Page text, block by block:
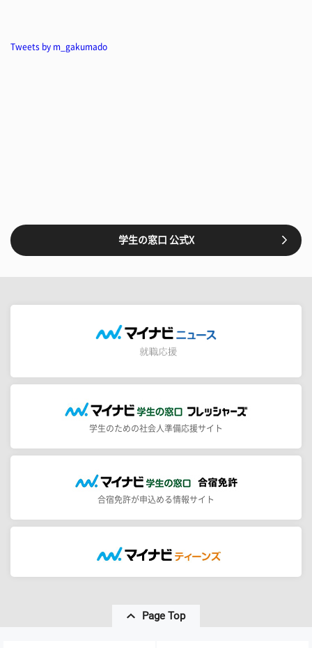
Tweets by m_gakumado
学生の窓口 公式X
学生のための社会人準備応援サイト
合宿免許が申込める情報サイト
Page Top